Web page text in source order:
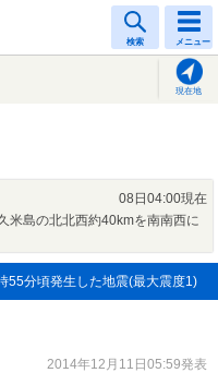
検索 メニュー
現在地
08日04:00現在
米島の北北西約40kmを南南西に
55分頃発生した地震(最大震度1)
2014年12月11日05:59発表